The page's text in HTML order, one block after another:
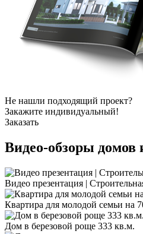
Не нашли подходящий проект?
Закажите индивидуальный!
Заказать
Видео-обзоры домов
Видео презентация |
Квартира для молодой семьи на
Дом в березовой роще 333 кв.м.